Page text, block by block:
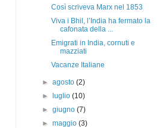
Così scriveva Marx nel 1853
Viva i Bhil, l’India ha fermato la
cafonata della ...
Emigrati in India, cornuti e
mazziati
Vacanze Italiane
►agosto(2)
►
luglio(10)
►giugno(7)
►maggio(3)